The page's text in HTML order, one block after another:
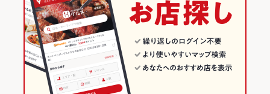
御殿場・富士・沼津・三島 × 和食
御殿場・富士・沼津・三島 × 焼き鳥・鶏料理
沼津駅 × 和食
静岡 × 和風
静岡 × 和食
静岡 × 焼き鳥・鶏料理
沼津のグルメランキング
沼津の居酒屋ランキング